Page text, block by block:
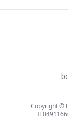
Copyright ©